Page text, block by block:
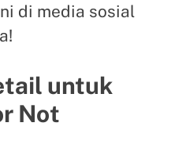
di media sosial
untuk
Not